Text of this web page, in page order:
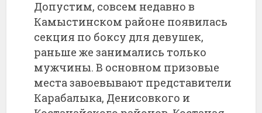
Допустим, совсем недавно в
Камыстинском районе появилась
секция по боксу для девушек,
раньше же занимались только
мужчины. В основном призовые
места завоевывают представители
Карабалыка, Денисовкого и